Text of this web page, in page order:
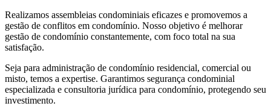
Realizamos assembleias condominiais eficazes e promovemos a
gestão de conflitos em condomínio. Nosso objetivo é melhorar
gestão de condomínio constantemente, com foco total na sua
satisfação.
Seja para administração de condomínio residencial, comercial ou
misto, temos a expertise. Garantimos segurança condominial
especializada e consultoria jurídica para condomínio, protegendo seu
investimento.